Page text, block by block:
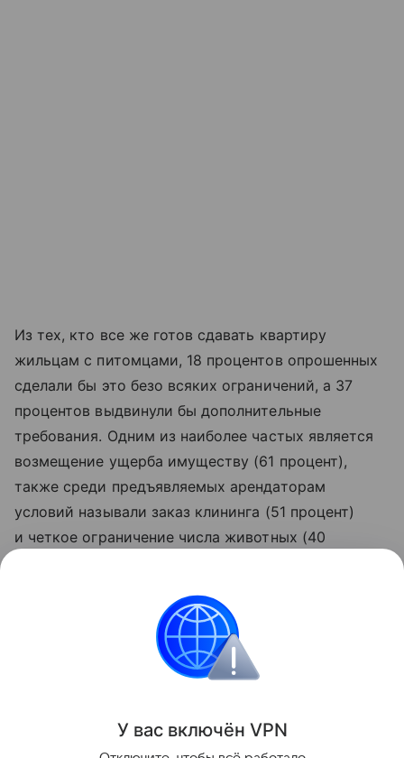
Из тех, кто все же готов сдавать квартиру
жильцам с питомцами, 18 процентов опрошенных
сделали бы это безо всяких ограничений, а 37
процентов выдвинули бы дополнительные
требования. Одним из наиболее частых является
возмещение ущерба имуществу (61 процент),
также среди предъявляемых арендаторам
условий называли заказ клининга (51 процент)
и четкое ограничение числа животных (40
и подъем арендной платы на 10−20 процентов.
Поделиться
У вас включён VPN